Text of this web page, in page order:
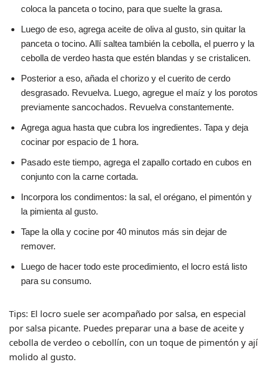
coloca la panceta o tocino, para que suelte la grasa.
Luego de eso, agrega aceite de oliva al gusto, sin quitar la
panceta o tocino. Allí saltea también la cebolla, el puerro y la
cebolla de verdeo hasta que estén blandas y se cristalicen.
Posterior a eso, añada el chorizo y el cuerito de cerdo
desgrasado. Revuelva. Luego, agregue el maíz y los porotos
previamente sancochados. Revuelva constantemente.
Agrega agua hasta que cubra los ingredientes. Tapa y deja
cocinar por espacio de 1 hora.
Pasado este tiempo, agrega el zapallo cortado en cubos en
conjunto con la carne cortada.
Incorpora los condimentos: la sal, el orégano, el pimentón y
la pimienta al gusto.
Tape la olla y cocine por 40 minutos más sin dejar de
remover.
Luego de hacer todo este procedimiento, el locro está listo
para su consumo.
Tips: El locro suele ser acompañado por salsa, en especial
por salsa picante. Puedes preparar una a base de aceite y
cebolla de verdeo o cebollín, con un toque de pimentón y ají
molido al gusto.